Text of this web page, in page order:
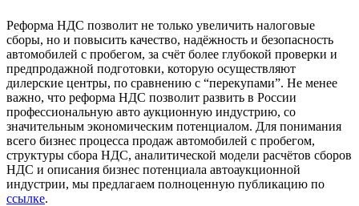
Реформа НДС позволит не только увеличить налоговые
сборы, но и повысить качество, надёжность и безопасность
автомобилей с пробегом, за счёт более глубокой проверки и
предпродажной подготовки, которую осуществляют
дилерские центры, по сравнению с “перекупами”. Не менее
важно, что реформа НДС позволит развить в России
профессиональную авто аукционную индустрию, со
значительным экономическим потенциалом. Для понимания
всего бизнес процесса продаж автомобилей с пробегом,
структуры сбора НДС, аналитической модели расчётов сборов
НДС и описания бизнес потенциала автоаукционной
индустрии, мы предлагаем полноценную публикацию по
ссылке.